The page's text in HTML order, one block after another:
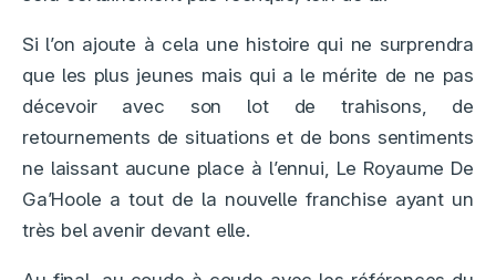
Si l’on ajoute à cela une histoire qui ne surprendra
que les plus jeunes mais qui a le mérite de ne pas
décevoir avec son lot de trahisons, de
retournements de situations et de bons sentiments
ne laissant aucune place à l’ennui, Le Royaume De
Ga’Hoole a tout de la nouvelle franchise ayant un
très bel avenir devant elle.